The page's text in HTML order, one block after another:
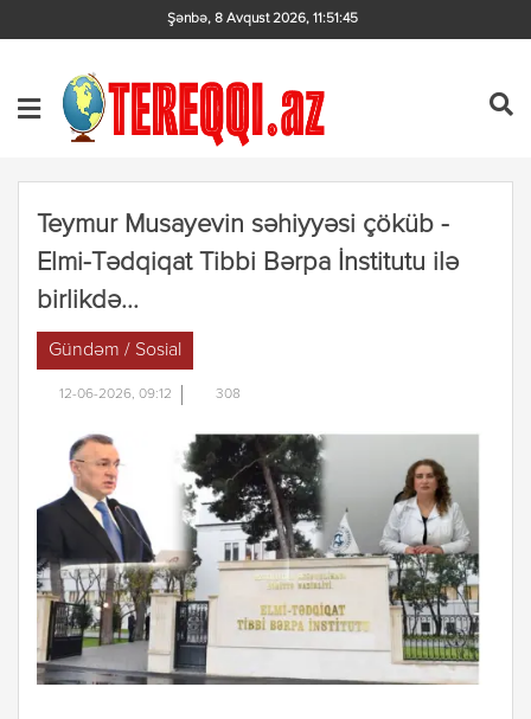
Şənbə, 8 Avqust 2026, 11:51:45
Teymur Musayevin səhiyyəsi çöküb -
Elmi-Tədqiqat Tibbi Bərpa İnstitutu ilə
birlikdə...
Gündəm / Sosial
12-06-2026, 09:12 308